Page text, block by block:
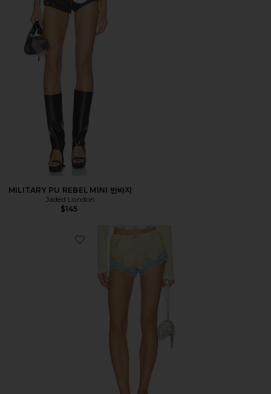
MILITARY PU REBEL MINI 반바지
Jaded London
$145
Favorite SATIN WITH LACE TRIM 반바지